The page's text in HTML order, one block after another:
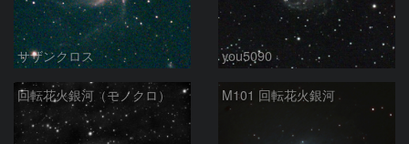
サザンクロス you5090
回転花火銀河（モノクロ） M101 回転花火銀河